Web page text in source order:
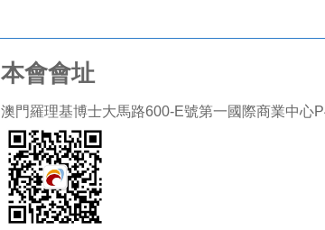
本會會址
澳門羅理基博士大馬路600-E號第一國際商業中心